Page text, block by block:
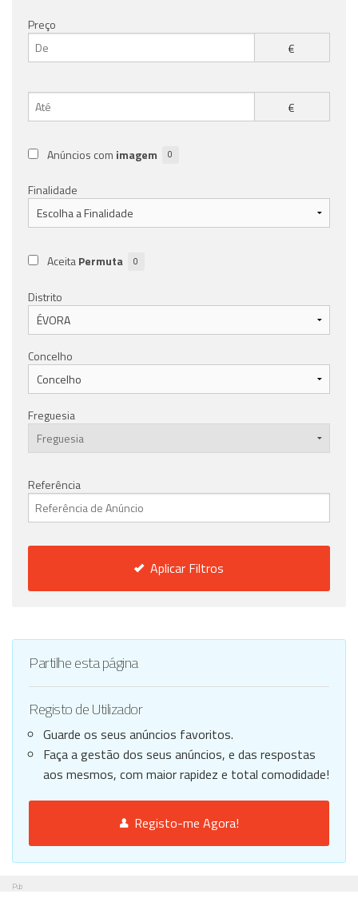
Preço
€
€
Anúncios com imagem 0
Finalidade
AceitaPermuta 0
Distrito
Concelho
Freguesia
Referência
Aplicar Filtros
Partilhe esta página
Registo de Utilizador
Guarde os seus anúncios favoritos.
Faça a gestão dos seus anúncios, e das respostas
aos mesmos, com maior rapidez e total comodidade!
Registo-me Agora!
Pub